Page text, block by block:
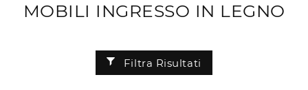
MOBILI INGRESSO IN LEGNO
Filtra Risultati